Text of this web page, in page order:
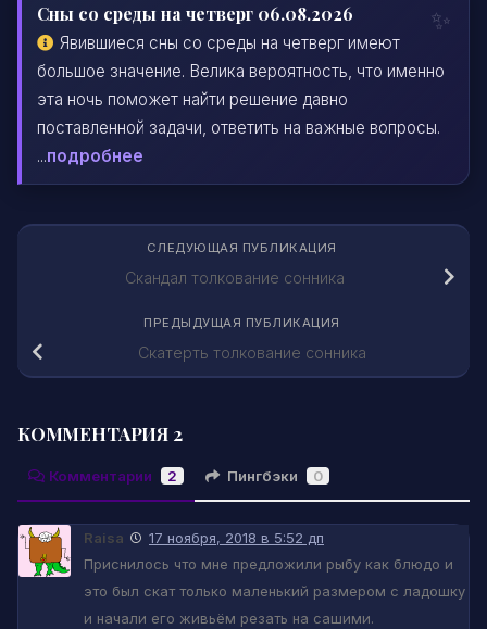
Сны со среды на четверг 06.08.2026
Явившиеся сны со среды на четверг имеют
большое значение. Велика вероятность, что именно
эта ночь поможет найти решение давно
поставленной задачи, ответить на важные вопросы.
...подробнее
СЛЕДУЮЩАЯ ПУБЛИКАЦИЯ
Скандал толкование сонника
ПРЕДЫДУЩАЯ ПУБЛИКАЦИЯ
Скатерть толкование сонника
КОММЕНТАРИЯ 2
Комментарии 2 Пингбэки 0
Raisa
17 ноября, 2018 в 5:52 дп
Приснилось что мне предложили рыбу как блюдо и
это был скат только маленький размером с ладошку
и начали его живьём резать на сашими.